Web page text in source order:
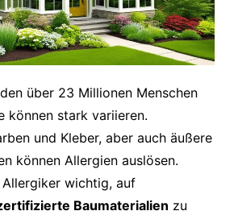
über 23 Millionen Menschen
können stark variieren.
und Kleber, aber auch äußere
können Allergien auslösen.
wichtig, auf
Baumaterialien zu